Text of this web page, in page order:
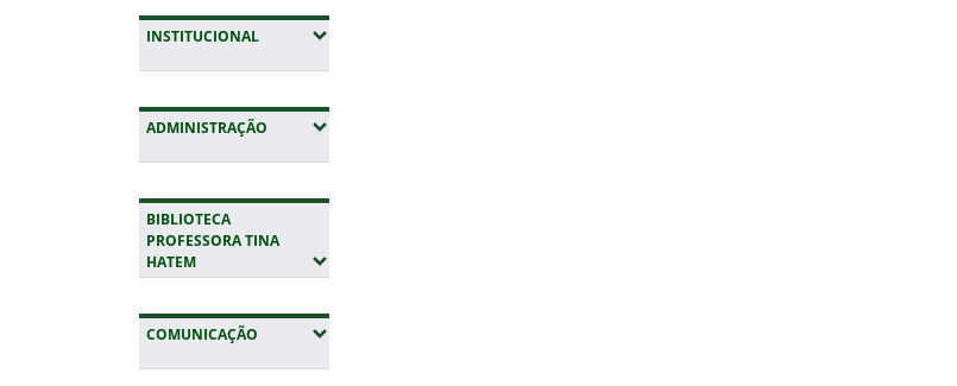
INSTITUCIONAL(EXPANDIR SUBMENUS)
ADMINISTRAÇÃO (EXPANDIR SUBMENUS)
BIBLIOTECA
PROFESSORA TINA
HATEM(EXPANDIR SUBMENUS)
COMUNICAÇÃO (EXPANDIR SUBMENUS)